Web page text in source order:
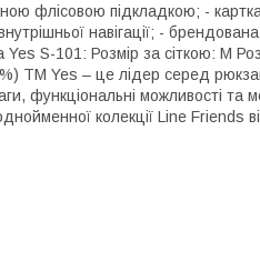
флісовою підкладкою; -
навігації; -
Yes S-101: Розмір за сіткою: М
ТМ Yes – це лідер серед
функціональні можливості
колекції Line Friends